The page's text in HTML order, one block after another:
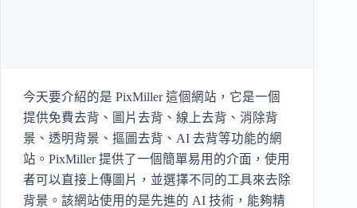
今天要介紹的是 PixMiller 這個網站，它是一個
提供免費去背、圖片去背、線上去背、消除背
景、透明背景、摳圖去背、AI 去背等功能的網
站。PixMiller 提供了一個簡單易用的介面，使用
者可以直接上傳圖片，並選擇不同的工具來去除
背景。該網站使用的是先進的 AI 技術，能夠精